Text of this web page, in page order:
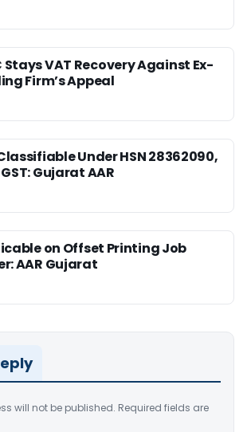
VAT Recovery Against Ex-
Firm’s Appeal
Under HSN 28362090,
Gujarat AAR
on Offset Printing Job
AAR Gujarat
will not be published. Required fields are